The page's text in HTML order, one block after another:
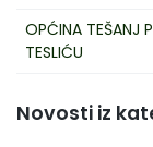
OPĆINA TEŠANJ
TESLIĆU
Novosti iz